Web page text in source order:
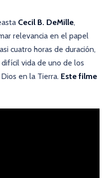
Cecil B. DeMille,
relevancia en el papel
cuatro horas de duración,
vida de uno de los
en la Tierra. Este filme